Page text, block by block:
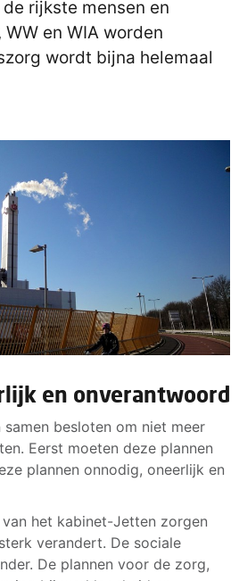
rijkste mensen en
en WIA worden
wordt bijna helemaal
en onverantwoord
besloten om niet meer
Eerst moeten deze plannen
plannen onnodig, oneerlijk en
het kabinet-Jetten zorgen
verandert. De sociale
De plannen voor de zorg,